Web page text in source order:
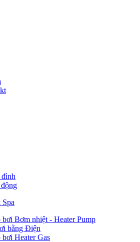
Bơm nhiệt - Heater Pump
bằng Điện
Heater Gas